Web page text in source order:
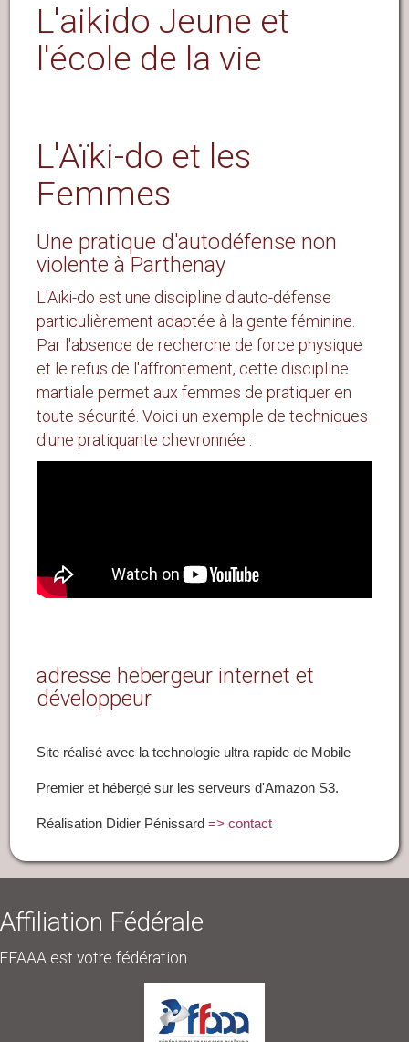
L'aikido Jeune et
l'école de la vie
L'Aïki-do et les
Femmes
Une pratique d'autodéfense non
violente à Parthenay
L'Aïki-do est une discipline d'auto-défense
particulièrement adaptée à la gente féminine.
Par l'absence de recherche de force physique
et le refus de l'affrontement, cette discipline
martiale permet aux femmes de pratiquer en
toute sécurité. Voici un exemple de techniques
d'une pratiquante chevronnée :
adresse hebergeur internet et
développeur
Site réalisé avec la technologie ultra rapide de Mobile
Premier et hébergé sur les serveurs d'Amazon S3.
Réalisation Didier Pénissard=> contact